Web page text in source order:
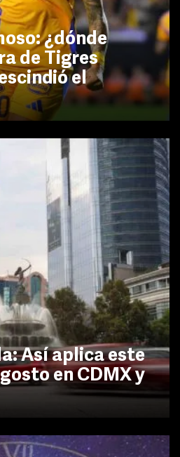
¿dónde
de Tigres
el
Así aplica este
en CDMX y